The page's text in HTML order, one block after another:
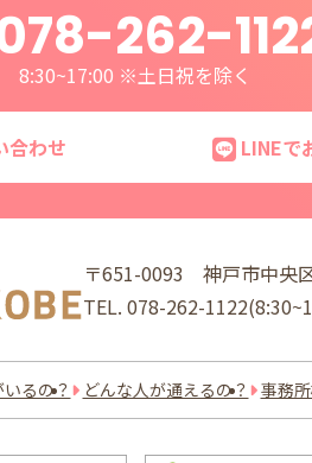
262-
8:30~17:00 ※土日祝を除く
合わせ LINEで
〒651-0093 神戸市中央
TEL. 078-262-1122
るの？ どんな人が通えるの？ 事務